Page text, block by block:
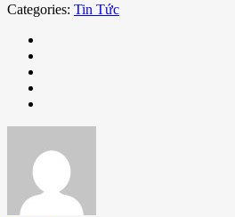
Categories: Tin Tức